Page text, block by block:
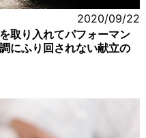
2020/09/22
取り入れてパフォーマン
にふり回されない献立の